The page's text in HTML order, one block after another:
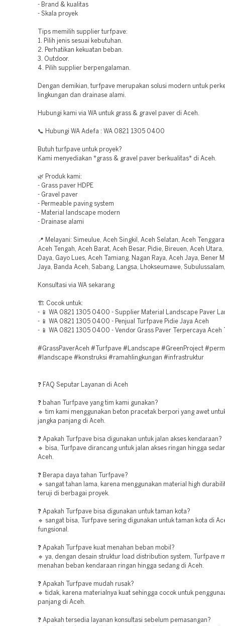
- Brand & kualitas
- Skala proyek
Tips memilih supplier turfpave:
1. Pilih jenis sesuai kebutuhan.
2. Perhatikan kekuatan beban.
3. Outdoor.
4. Pilih supplier berpengalaman.
Dengan demikian, turfpave merupakan solusi modern untuk
lingkungan dan drainase alami.
Hubungi kami via WA untuk grass & gravel paver di Aceh.
📞 Hubungi WA Adefa : WA 0821 1305 0400
Butuh turfpave untuk proyek?
Kami menyediakan *grass & gravel paver berkualitas* di Aceh.
🌿 Produk kami:
- Grass paver HDPE
- Gravel paver
- Permeable paving system
- Material landscape modern
- Drainase alami
📍 Melayani: Simeulue, Aceh Singkil, Aceh Selatan, Aceh
Aceh Tengah, Aceh Barat, Aceh Besar, Pidie, Bireuen, Aceh
Daya, Gayo Lues, Aceh Tamiang, Nagan Raya, Aceh Jaya, Bener
Jaya, Banda Aceh, Sabang, Langsa, Lhokseumawe,
Konsultasi via WA sekarang
🏗️ Cocok untuk:
- 📱 WA 0821 1305 0400 - Supplier Material Landscape Paver
- 📱 WA 0821 1305 0400 - Penjual Turfpave Pidie Jaya Aceh
- 📱 WA 0821 1305 0400 - Vendor Grass Paver Terpercaya Aceh
#GrassPaverAceh #Turfpave #Landscape #GreenProject
#landscape #konstruksi #ramahlingkungan #infrastruktur
❓ FAQ Seputar Layanan di Aceh
❓ bahan Turfpave yang tim kami gunakan?
🔹 tim kami menggunakan beton pracetak berpori yang awet
jangka panjang di Aceh.
❓ Apakah Turfpave bisa digunakan untuk jalan akses kendaraan?
🔹 bisa, Turfpave dirancang untuk jalan akses ringan hingga
Aceh.
❓ Berapa daya tahan Turfpave?
🔹 sangat tahan lama, karena menggunakan material high
teruji di berbagai proyek.
❓ Apakah Turfpave bisa digunakan untuk taman kota?
🔹 sangat bisa, Turfpave sering digunakan untuk taman kota di
fungsional.
❓ Apakah Turfpave kuat menahan beban mobil?
🔹 ya, dengan desain struktur load distribution system, Turfpave
menahan beban kendaraan ringan hingga sedang di Aceh.
❓ Apakah Turfpave mudah rusak?
🔹 tidak, karena materialnya kuat sehingga cocok untuk
panjang di Aceh.
❓ Apakah tersedia layanan konsultasi sebelum pemasangan?